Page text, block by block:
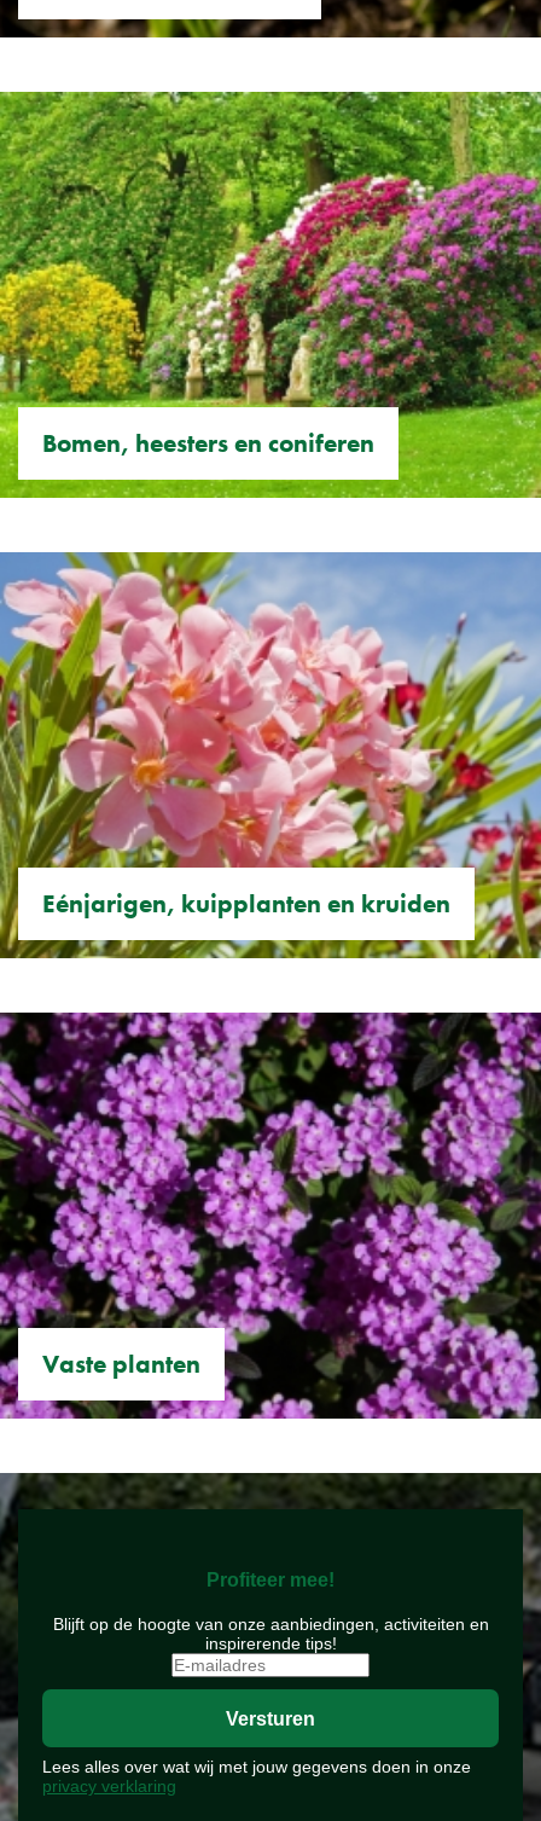
Bomen, heesters en coniferen
Eénjarigen, kuipplanten en kruiden
Vaste planten
Profiteer mee!
Blijft op de hoogte van onze aanbiedingen, activiteiten en
inspirerende tips!
Lees alles over wat wij met jouw gegevens doen in onze
privacy verklaring